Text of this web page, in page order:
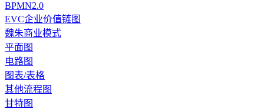
BPMN2.0
EVC企业价值链图
魏朱商业模式
平面图
电路图
图表/表格
其他流程图
甘特图